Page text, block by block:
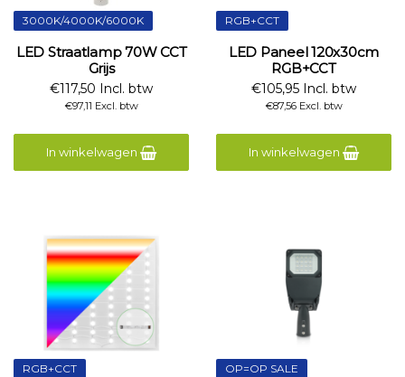
3000K/4000K/6000K
LED Straatlamp 70W CCT
Grijs
€117,50 Incl. btw
€97,11 Excl. btw
In winkelwagen
RGB+CCT
LED Paneel 120x30cm
RGB+CCT
€105,95 Incl. btw
€87,56 Excl. btw
In winkelwagen
RGB+CCT OP=OP SALE